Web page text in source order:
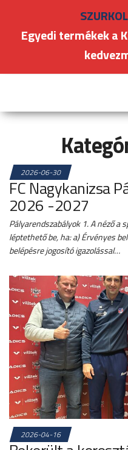
2026-06-30
FC Nagykanizsa
2026 -2027
Pályarendszabályok 1. A néző a
léptethető be, ha: a) Érvényes
belépésre jogosító igazolással…
2026-04-16
Egyedi termékek a